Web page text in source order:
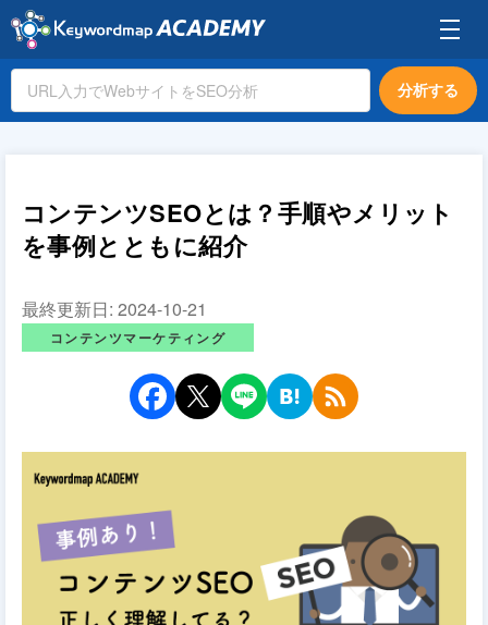
分析する
コンテンツSEOとは？手順やメリット
を事例とともに紹介
最終更新日: 2024-10-21
コンテンツマーケティング